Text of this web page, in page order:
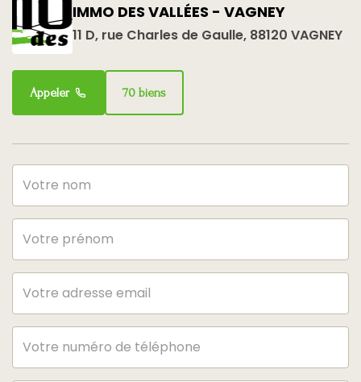
IMMO DES VALLÉES - VAGNEY
11 D, rue Charles de Gaulle, 88120 VAGNEY
Appeler 70 biens